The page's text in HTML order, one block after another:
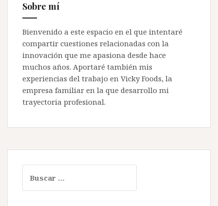
Sobre mí
Bienvenido a este espacio en el que intentaré
compartir cuestiones relacionadas con la
innovación que me apasiona desde hace
muchos años. Aportaré también mis
experiencias del trabajo en Vicky Foods, la
empresa familiar en la que desarrollo mi
trayectoria profesional.